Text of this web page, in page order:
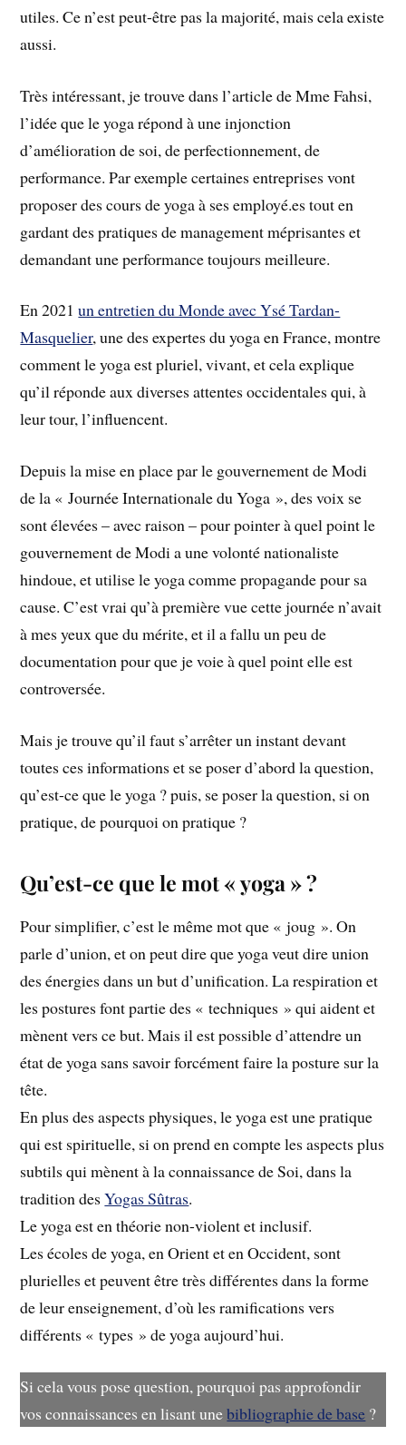
utiles. Ce n’est peut-être pas la majorité, mais cela existe
aussi.
Très intéressant, je trouve dans l’article de Mme Fahsi,
l’idée que le yoga répond à une injonction
d’amélioration de soi, de perfectionnement, de
performance. Par exemple certaines entreprises vont
proposer des cours de yoga à ses employé.es tout en
gardant des pratiques de management méprisantes et
demandant une performance toujours meilleure.
En 2021un entretien du Monde avec Ysé Tardan-
Masquelier, une des expertes du yoga en France, montre
comment le yoga est pluriel, vivant, et cela explique
qu’il réponde aux diverses attentes occidentales qui, à
leur tour, l’influencent.
Depuis la mise en place par le gouvernement de Modi
de la « Journée Internationale du Yoga », des voix se
sont élevées – avec raison – pour pointer à quel point le
gouvernement de Modi a une volonté nationaliste
hindoue, et utilise le yoga comme propagande pour sa
cause. C’est vrai qu’à première vue cette journée n’avait
à mes yeux que du mérite, et il a fallu un peu de
documentation pour que je voie à quel point elle est
controversée.
Mais je trouve qu’il faut s’arrêter un instant devant
toutes ces informations et se poser d’abord la question,
qu’est-ce que le yoga ? puis, se poser la question, si on
pratique, de pourquoi on pratique ?
Qu’est-ce que le mot « yoga » ?
Pour simplifier, c’est le même mot que « joug ». On
parle d’union, et on peut dire que yoga veut dire union
des énergies dans un but d’unification. La respiration et
les postures font partie des « techniques » qui aident et
mènent vers ce but. Mais il est possible d’attendre un
état de yoga sans savoir forcément faire la posture sur la
tête.
En plus des aspects physiques, le yoga est une pratique
qui est spirituelle, si on prend en compte les aspects plus
subtils qui mènent à la connaissance de Soi, dans la
tradition desYogas Sûtras.
Le yoga est en théorie non-violent et inclusif.
Les écoles de yoga, en Orient et en Occident, sont
plurielles et peuvent être très différentes dans la forme
de leur enseignement, d’où les ramifications vers
différents « types » de yoga aujourd’hui.
Si cela vous pose question, pourquoi pas approfondir
vos connaissances en lisant unebibliographie de base ?